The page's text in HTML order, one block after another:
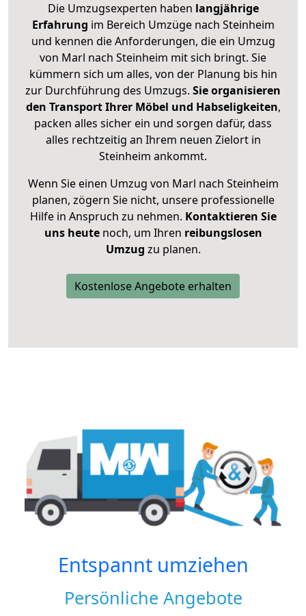
Die Umzugsexperten haben langjährige
Erfahrung im Bereich Umzüge nach Steinheim
und kennen die Anforderungen, die ein Umzug
von Marl nach Steinheim mit sich bringt. Sie
kümmern sich um alles, von der Planung bis hin
zur Durchführung des Umzugs. Sie organisieren
den Transport Ihrer Möbel und Habseligkeiten,
packen alles sicher ein und sorgen dafür, dass
alles rechtzeitig an Ihrem neuen Zielort in
Steinheim ankommt.
Wenn Sie einen Umzug von Marl nach Steinheim
planen, zögern Sie nicht, unsere professionelle
Hilfe in Anspruch zu nehmen. Kontaktieren Sie
uns heutenoch, um Ihren reibungslosen
Umzug zu planen.
Kostenlose Angebote erhalten
Entspannt umziehen
Persönliche Angebote